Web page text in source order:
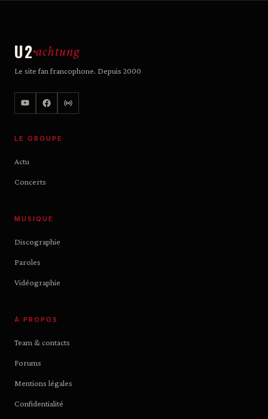
U2 achtung
Le site fan francophone. Depuis 2000
LE GROUPE
Actu
Concerts
MUSIQUE
Discographie
Paroles
Vidéographie
À PROPOS
Team & contacts
Forums
Mentions légales
Confidentialité